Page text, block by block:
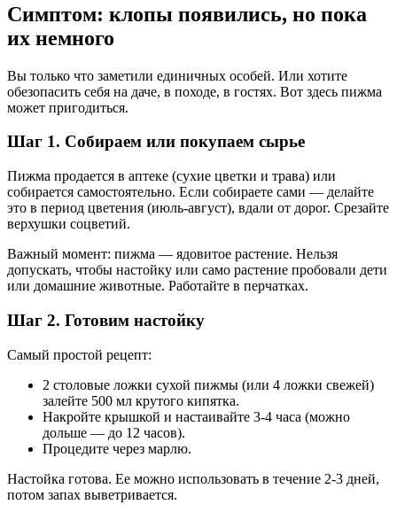
Симптом: клопы появились, но пока
их немного
Вы только что заметили единичных особей. Или хотите
обезопасить себя на даче, в походе, в гостях. Вот здесь пижма
может пригодиться.
Шаг 1. Собираем или покупаем сырье
Пижма продается в аптеке (сухие цветки и трава) или
собирается самостоятельно. Если собираете сами — делайте
это в период цветения (июль-август), вдали от дорог. Срезайте
верхушки соцветий.
Важный момент: пижма — ядовитое растение. Нельзя
допускать, чтобы настойку или само растение пробовали дети
или домашние животные. Работайте в перчатках.
Шаг 2. Готовим настойку
Самый простой рецепт:
2 столовые ложки сухой пижмы (или 4 ложки свежей)
залейте 500 мл крутого кипятка.
Накройте крышкой и настаивайте 3-4 часа (можно
дольше — до 12 часов).
Процедите через марлю.
Настойка готова. Ее можно использовать в течение 2-3 дней,
потом запах выветривается.